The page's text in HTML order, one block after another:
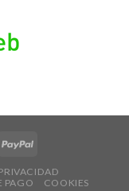
PAGO
COOKIES